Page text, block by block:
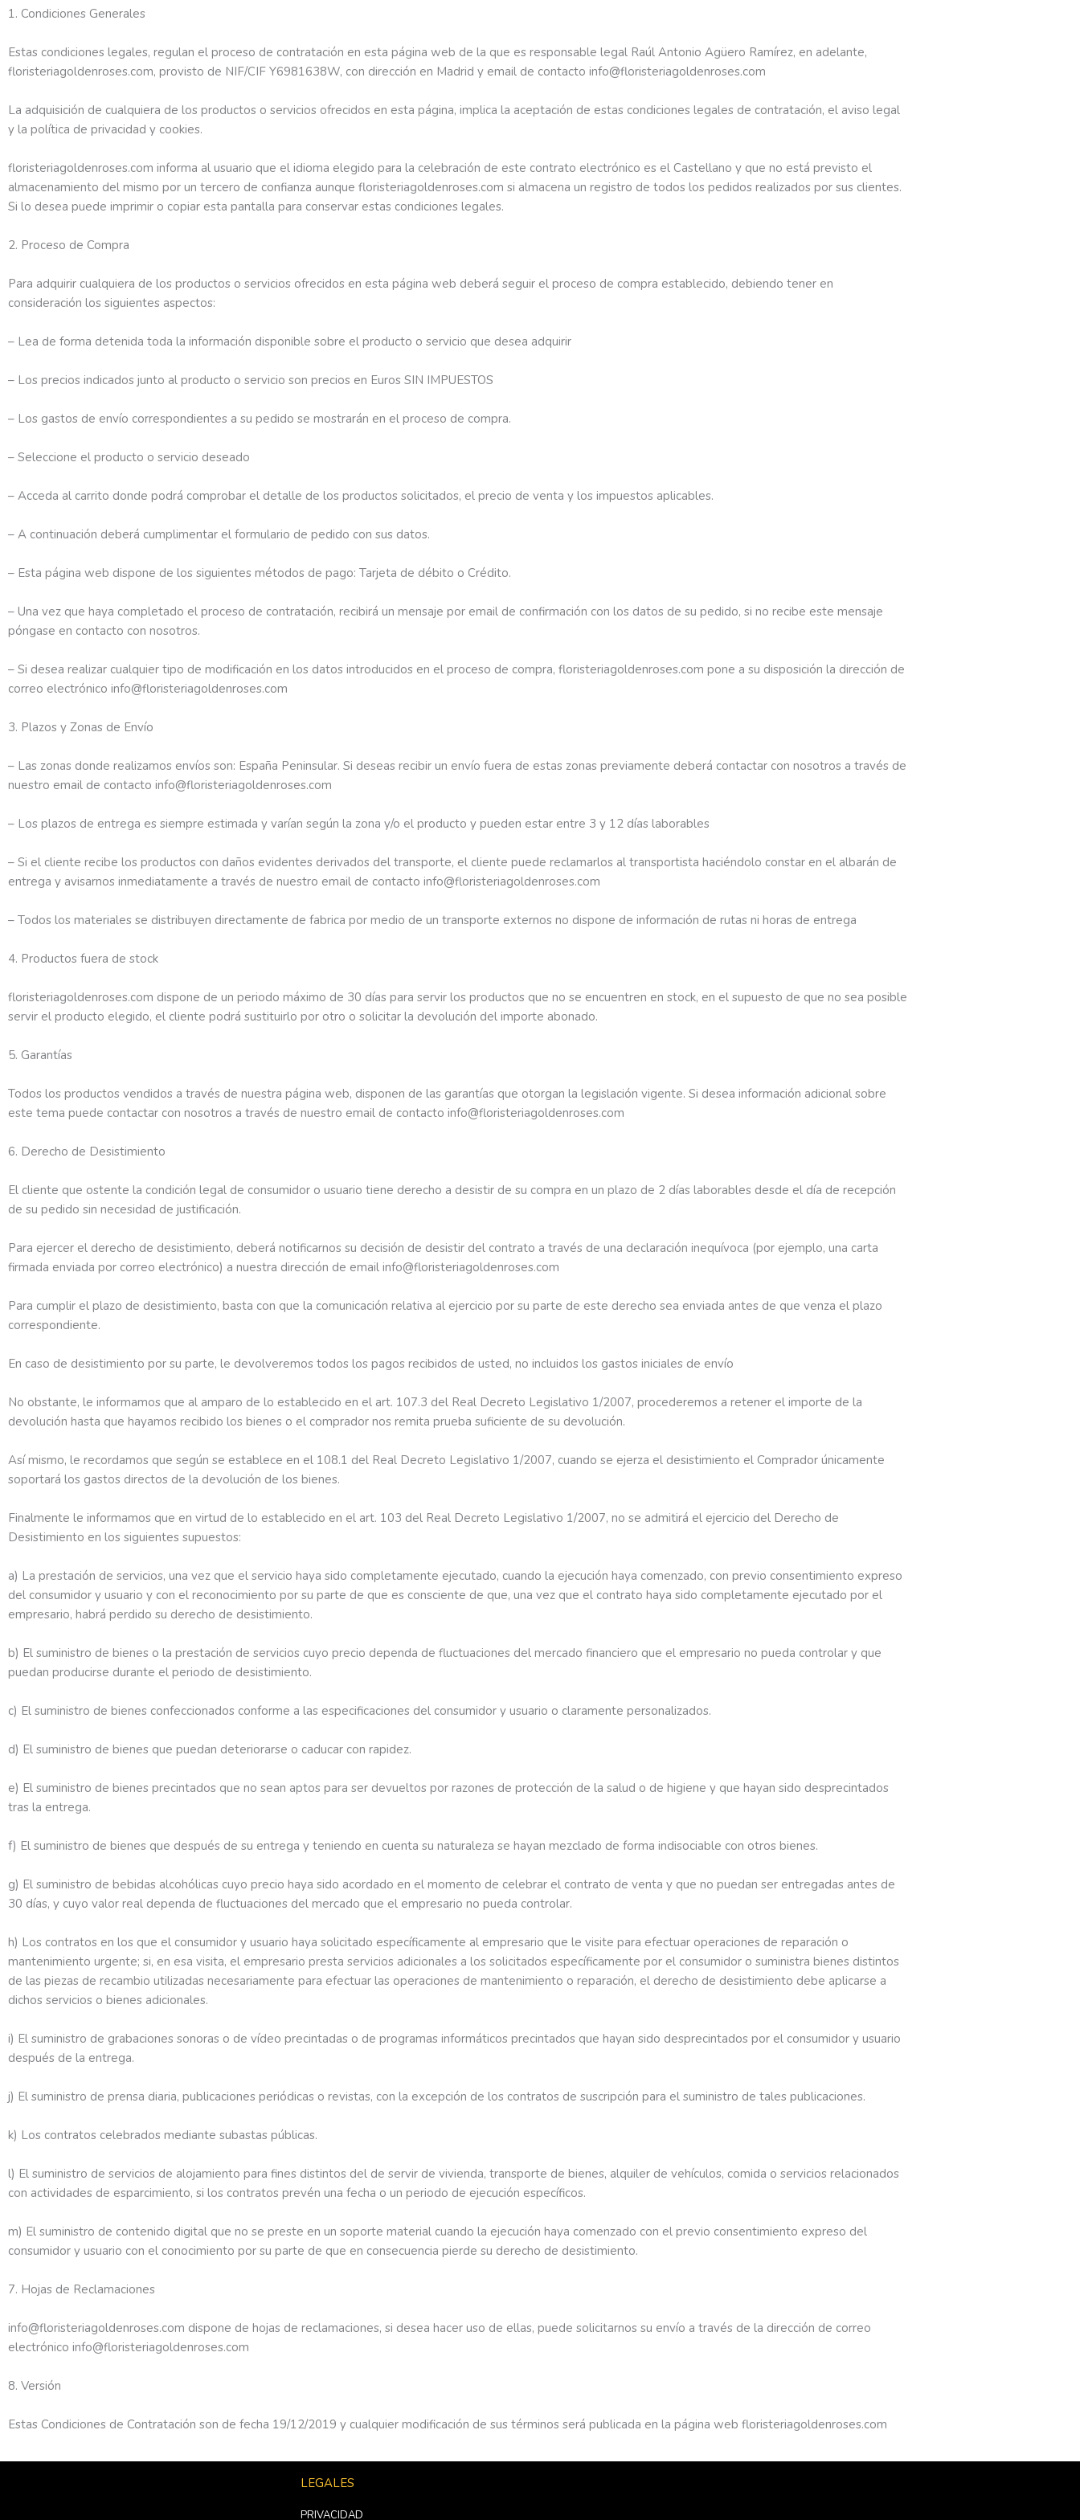
1. Condiciones Generales
Estas condiciones legales, regulan el proceso de contratación en esta página web de la que es responsable legal Raúl Antonio Agüero Ramírez, en adelante,
floristeriagoldenroses.com, provisto de NIF/CIF Y6981638W, con dirección en Madrid y email de contacto info@floristeriagoldenroses.com
La adquisición de cualquiera de los productos o servicios ofrecidos en esta página, implica la aceptación de estas condiciones legales de contratación, el aviso legal
y la política de privacidad y cookies.
floristeriagoldenroses.com informa al usuario que el idioma elegido para la celebración de este contrato electrónico es el Castellano y que no está previsto el
almacenamiento del mismo por un tercero de confianza aunque floristeriagoldenroses.com si almacena un registro de todos los pedidos realizados por sus clientes.
Si lo desea puede imprimir o copiar esta pantalla para conservar estas condiciones legales.
2. Proceso de Compra
Para adquirir cualquiera de los productos o servicios ofrecidos en esta página web deberá seguir el proceso de compra establecido, debiendo tener en
consideración los siguientes aspectos:
– Lea de forma detenida toda la información disponible sobre el producto o servicio que desea adquirir
– Los precios indicados junto al producto o servicio son precios en Euros SIN IMPUESTOS
– Los gastos de envío correspondientes a su pedido se mostrarán en el proceso de compra.
– Seleccione el producto o servicio deseado
– Acceda al carrito donde podrá comprobar el detalle de los productos solicitados, el precio de venta y los impuestos aplicables.
– A continuación deberá cumplimentar el formulario de pedido con sus datos.
– Esta página web dispone de los siguientes métodos de pago: Tarjeta de débito o Crédito.
– Una vez que haya completado el proceso de contratación, recibirá un mensaje por email de confirmación con los datos de su pedido, si no recibe este mensaje
póngase en contacto con nosotros.
– Si desea realizar cualquier tipo de modificación en los datos introducidos en el proceso de compra, floristeriagoldenroses.com pone a su disposición la dirección de
correo electrónico info@floristeriagoldenroses.com
3. Plazos y Zonas de Envío
– Las zonas donde realizamos envíos son: España Peninsular. Si deseas recibir un envío fuera de estas zonas previamente deberá contactar con nosotros a través de
nuestro email de contacto info@floristeriagoldenroses.com
– Los plazos de entrega es siempre estimada y varían según la zona y/o el producto y pueden estar entre 3 y 12 días laborables
– Si el cliente recibe los productos con daños evidentes derivados del transporte, el cliente puede reclamarlos al transportista haciéndolo constar en el albarán de
entrega y avisarnos inmediatamente a través de nuestro email de contacto info@floristeriagoldenroses.com
– Todos los materiales se distribuyen directamente de fabrica por medio de un transporte externos no dispone de información de rutas ni horas de entrega
4. Productos fuera de stock
floristeriagoldenroses.com dispone de un periodo máximo de 30 días para servir los productos que no se encuentren en stock, en el supuesto de que no sea posible
servir el producto elegido, el cliente podrá sustituirlo por otro o solicitar la devolución del importe abonado.
5. Garantías
Todos los productos vendidos a través de nuestra página web, disponen de las garantías que otorgan la legislación vigente. Si desea información adicional sobre
este tema puede contactar con nosotros a través de nuestro email de contacto info@floristeriagoldenroses.com
6. Derecho de Desistimiento
El cliente que ostente la condición legal de consumidor o usuario tiene derecho a desistir de su compra en un plazo de 2 días laborables desde el día de recepción
de su pedido sin necesidad de justificación.
Para ejercer el derecho de desistimiento, deberá notificarnos su decisión de desistir del contrato a través de una declaración inequívoca (por ejemplo, una carta
firmada enviada por correo electrónico) a nuestra dirección de email info@floristeriagoldenroses.com
Para cumplir el plazo de desistimiento, basta con que la comunicación relativa al ejercicio por su parte de este derecho sea enviada antes de que venza el plazo
correspondiente.
En caso de desistimiento por su parte, le devolveremos todos los pagos recibidos de usted, no incluidos los gastos iniciales de envío
No obstante, le informamos que al amparo de lo establecido en el art. 107.3 del Real Decreto Legislativo 1/2007, procederemos a retener el importe de la
devolución hasta que hayamos recibido los bienes o el comprador nos remita prueba suficiente de su devolución.
Así mismo, le recordamos que según se establece en el 108.1 del Real Decreto Legislativo 1/2007, cuando se ejerza el desistimiento el Comprador únicamente
soportará los gastos directos de la devolución de los bienes.
Finalmente le informamos que en virtud de lo establecido en el art. 103 del Real Decreto Legislativo 1/2007, no se admitirá el ejercicio del Derecho de
Desistimiento en los siguientes supuestos:
a) La prestación de servicios, una vez que el servicio haya sido completamente ejecutado, cuando la ejecución haya comenzado, con previo consentimiento expreso
del consumidor y usuario y con el reconocimiento por su parte de que es consciente de que, una vez que el contrato haya sido completamente ejecutado por el
empresario, habrá perdido su derecho de desistimiento.
b) El suministro de bienes o la prestación de servicios cuyo precio dependa de fluctuaciones del mercado financiero que el empresario no pueda controlar y que
puedan producirse durante el periodo de desistimiento.
c) El suministro de bienes confeccionados conforme a las especificaciones del consumidor y usuario o claramente personalizados.
d) El suministro de bienes que puedan deteriorarse o caducar con rapidez.
e) El suministro de bienes precintados que no sean aptos para ser devueltos por razones de protección de la salud o de higiene y que hayan sido desprecintados
tras la entrega.
f) El suministro de bienes que después de su entrega y teniendo en cuenta su naturaleza se hayan mezclado de forma indisociable con otros bienes.
g) El suministro de bebidas alcohólicas cuyo precio haya sido acordado en el momento de celebrar el contrato de venta y que no puedan ser entregadas antes de
30 días, y cuyo valor real dependa de fluctuaciones del mercado que el empresario no pueda controlar.
h) Los contratos en los que el consumidor y usuario haya solicitado específicamente al empresario que le visite para efectuar operaciones de reparación o
mantenimiento urgente; si, en esa visita, el empresario presta servicios adicionales a los solicitados específicamente por el consumidor o suministra bienes distintos
de las piezas de recambio utilizadas necesariamente para efectuar las operaciones de mantenimiento o reparación, el derecho de desistimiento debe aplicarse a
dichos servicios o bienes adicionales.
i) El suministro de grabaciones sonoras o de vídeo precintadas o de programas informáticos precintados que hayan sido desprecintados por el consumidor y usuario
después de la entrega.
j) El suministro de prensa diaria, publicaciones periódicas o revistas, con la excepción de los contratos de suscripción para el suministro de tales publicaciones.
k) Los contratos celebrados mediante subastas públicas.
l) El suministro de servicios de alojamiento para fines distintos del de servir de vivienda, transporte de bienes, alquiler de vehículos, comida o servicios relacionados
con actividades de esparcimiento, si los contratos prevén una fecha o un periodo de ejecución específicos.
m) El suministro de contenido digital que no se preste en un soporte material cuando la ejecución haya comenzado con el previo consentimiento expreso del
consumidor y usuario con el conocimiento por su parte de que en consecuencia pierde su derecho de desistimiento.
7. Hojas de Reclamaciones
info@floristeriagoldenroses.com dispone de hojas de reclamaciones, si desea hacer uso de ellas, puede solicitarnos su envío a través de la dirección de correo
electrónico info@floristeriagoldenroses.com
8. Versión
Estas Condiciones de Contratación son de fecha 19/12/2019 y cualquier modificación de sus términos será publicada en la página web floristeriagoldenroses.com
LEGALES
PRIVACIDAD